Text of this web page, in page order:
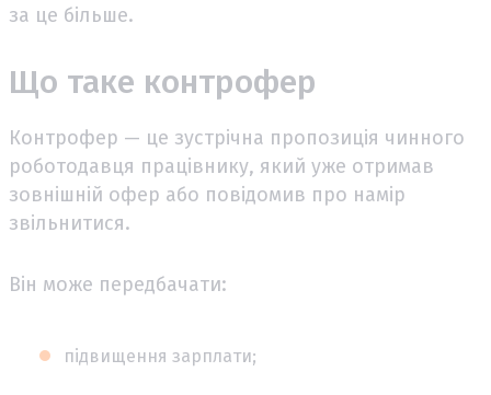
за це більше.
Що таке контрофер
Контрофер — це зустрічна пропозиція чинного
роботодавця працівнику, який уже отримав
зовнішній офер або повідомив про намір
звільнитися.
Він може передбачати:
підвищення зарплати;